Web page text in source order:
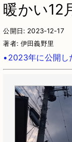
暖かい12
公開日: 2023-12-17
著者:伊田義野里
•2023年に公開し